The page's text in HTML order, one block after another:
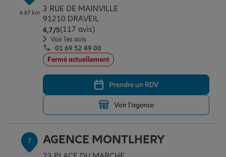
6.67 km 3 RUE DE MAINVILLE
91210 DRAVEIL
4,7/5Note de 4.7 sur 5
(117 avis)
Voir les avis
01 69 52 49 00
Fermé actuellement
Prendre un RDV
Voir l'agence
7 AGENCE MONTLHERY